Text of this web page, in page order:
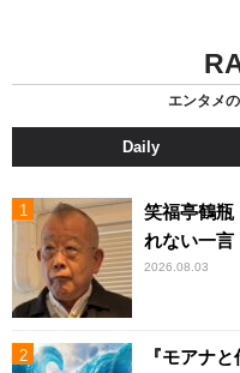
エンタメ
Daily
笑福亭鶴
れない一言
2026.08.03
『モアナ